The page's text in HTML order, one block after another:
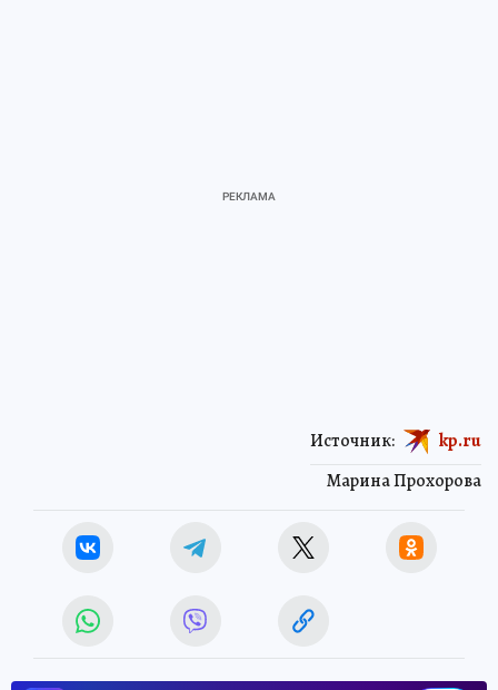
Марина Прохорова
Источник: kp.ru